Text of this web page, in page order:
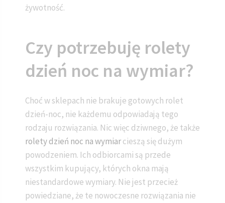
żywotność.
Czy potrzebuję rolety
dzień noc na wymiar?
Choć w sklepach nie brakuje gotowych rolet
dzień-noc, nie każdemu odpowiadają tego
rodzaju rozwiązania. Nic więc dziwnego, że także
rolety dzień noc na wymiarcieszą się dużym
powodzeniem. Ich odbiorcami są przede
wszystkim kupujący, których okna mają
niestandardowe wymiary. Nie jest przecież
powiedziane, że te nowoczesne rozwiązania nie